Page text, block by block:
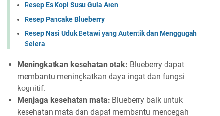
Resep Es Kopi Susu Gula Aren
Resep Pancake Blueberry
Resep Nasi Uduk Betawi yang Autentik dan Menggugah
Selera
Meningkatkan kesehatan otak: Blueberry dapat
membantu meningkatkan daya ingat dan fungsi
kognitif.
Menjaga kesehatan mata: Blueberry baik untuk
kesehatan mata dan dapat membantu mencegah